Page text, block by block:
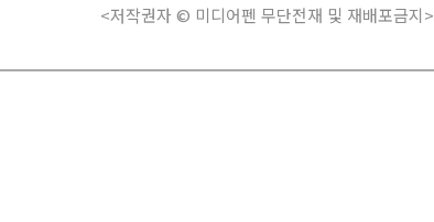
<저작권자 © 미디어펜 무단전재 및 재배포금지>